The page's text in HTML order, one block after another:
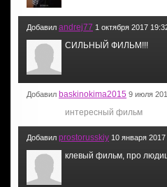
Добавил andrej77 1 октября 2017
СИЛЬНЫЙ ФИЛЬМ!!!
Добавил baskinokima2015 9 июля
интересный фильм
Добавил prostorusskiy 10 января 2017
клевый фильм, про